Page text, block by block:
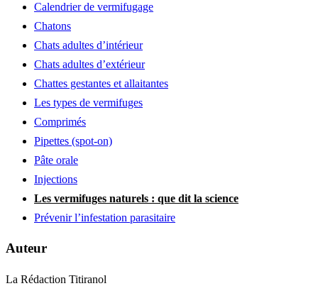
Calendrier de vermifugage
Chatons
Chats adultes d’intérieur
Chats adultes d’extérieur
Chattes gestantes et allaitantes
Les types de vermifuges
Comprimés
Pipettes (spot-on)
Pâte orale
Injections
Les vermifuges naturels : que dit la science
Prévenir l’infestation parasitaire
Auteur
La Rédaction Titiranol